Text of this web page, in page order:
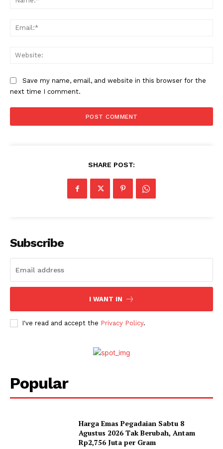
Save my name, email, and website in this browser for the
next time I comment.
SHARE POST:
Subscribe
I WANT IN
I've read and accept the Privacy Policy.
Popular
Harga Emas Pegadaian Sabtu 8
Agustus 2026 Tak Berubah, Antam
Rp2,756 Juta per Gram